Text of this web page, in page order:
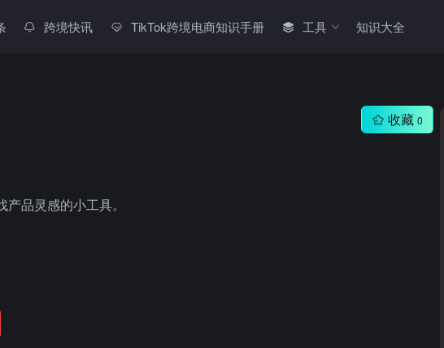
跨境快讯 TikTok跨境电商知识手册 工具 知识大全
收藏 0
品灵感的小工具。